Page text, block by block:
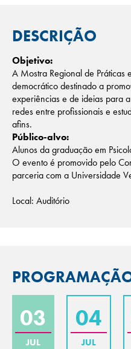
DESCRIÇÃO
Objetivo:
A Mostra Regional de Práticas
democrático destinado a
experiências e de ideias para
redes entre profissionais e
afins.
Público-alvo:
Alunos da graduação em
O evento é promovido pelo
parceria com a Universidade
Local: Auditório
03
JUL
04
JUL